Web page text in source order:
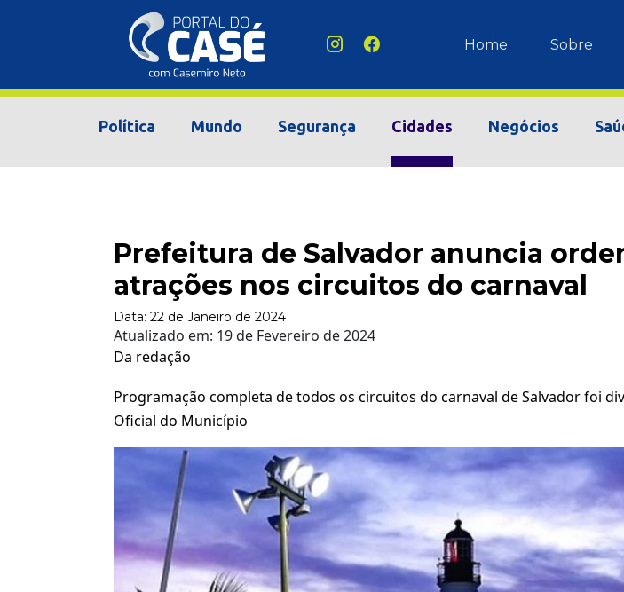
Home Sobre
Política Mundo Segurança Cidades Negócios
Prefeitura de Salvador anuncia
atrações nos circuitos do carnaval
Data: 22 de Janeiro de 2024
Atualizado em: 19 de Fevereiro de 2024
Da redação
Programação completa de todos os circuitos do carnaval de Salvador foi
Oficial do Município